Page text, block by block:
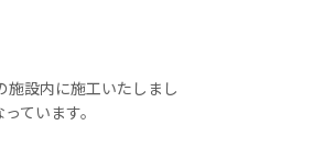
施設内に施工いたしまし
ています。